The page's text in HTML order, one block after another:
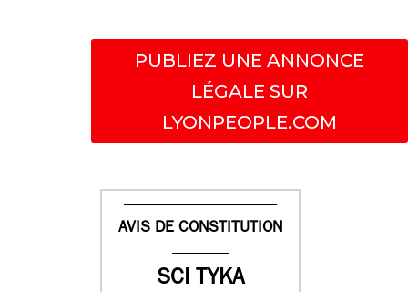
PUBLIEZ UNE ANNONCE
LÉGALE SUR
LYONPEOPLE.COM
AVIS DE CONSTITUTION
SCI TYKA